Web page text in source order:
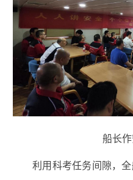
船长
利用科考任务间隙，